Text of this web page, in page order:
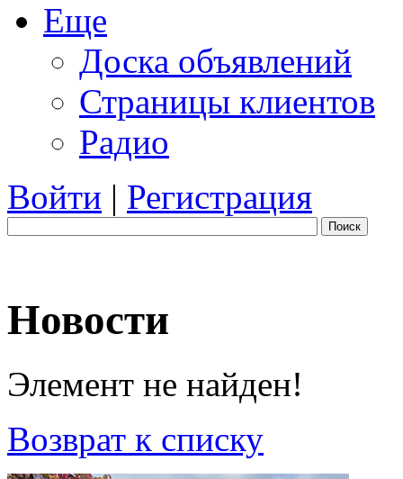
Еще
Доска объявлений
Страницы клиентов
Радио
Войти | Регистрация
Поиск
Новости
Элемент не найден!
Возврат к списку